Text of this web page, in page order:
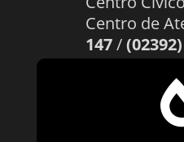
Centro de
147/